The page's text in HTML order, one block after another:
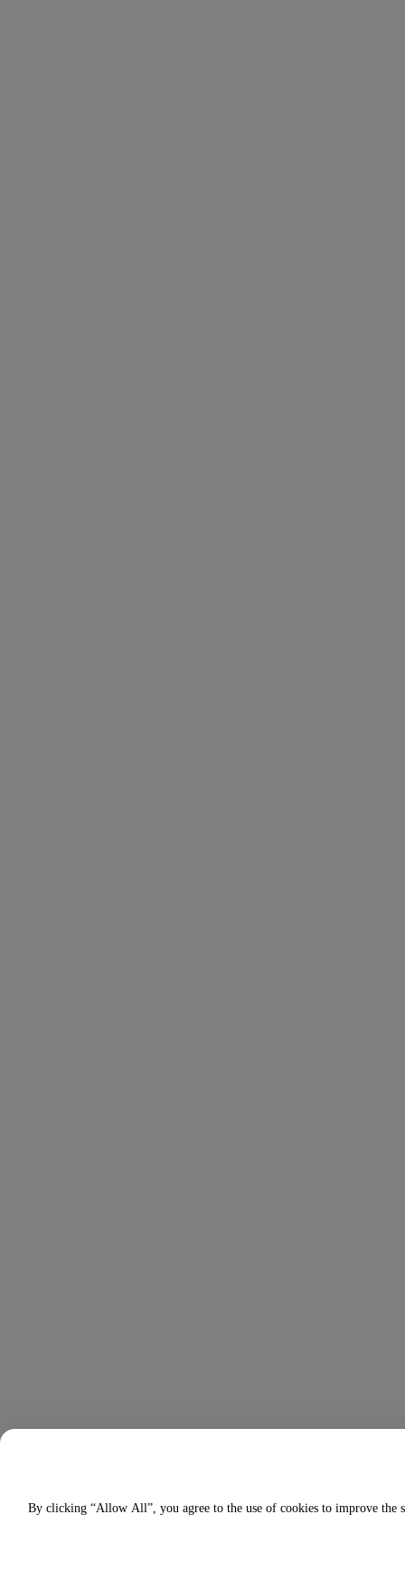
By clicking “Allow All”, you agree to the use of cookies to improve the